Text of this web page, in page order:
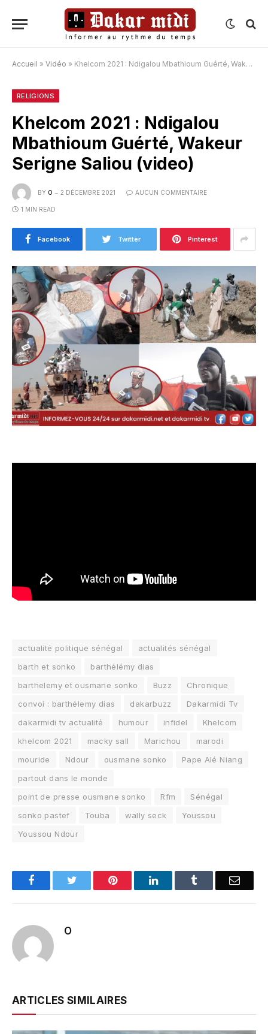
Accueil » Vidéo » Khelcom 2021 : Ndigalou Mbathioum Guérté, Wakeur Serigne Saliou (video)
RELIGIONS
Khelcom 2021 : Ndigalou
Mbathioum Guérté, Wakeur
Serigne Saliou (video)
BY O 2 DÉCEMBRE 2021 AUCUN COMMENTAIRE
1 MIN READ
Facebook Twitter Pinterest
actualité politique sénégal
actualités sénégal
barth et sonko
barthélémy dias
barthelemy et ousmane sonko
Buzz
Chronique
convoi : barthélemy dias
dakarbuzz
Dakarmidi Tv
dakarmidi tv actualité
humour infidel
Khelcom
khelcom 2021
macky sall Marichou
marodi
mouride
Ndour ousmane sonko
Pape Alé Niang
partout dans le monde
point de presse ousmane sonko
Rfm
Sénégal
sonko pastef
Touba wally seck
Youssou
Youssou Ndour
FacebookTwitter Pinterest LinkedInTumblr Email
O
ARTICLES SIMILAIRES